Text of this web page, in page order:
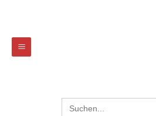
springen
Search
for: